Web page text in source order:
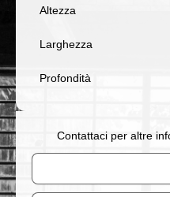
Altezza
Larghezza
Profondità
Contattaci per altre
Nome